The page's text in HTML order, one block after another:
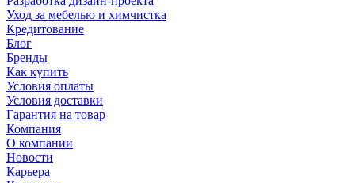
Уход за мебелью и химчистка
Кредитование
Блог
Бренды
Как купить
Условия оплаты
Условия доставки
Гарантия на товар
Компания
О компании
Новости
Карьера